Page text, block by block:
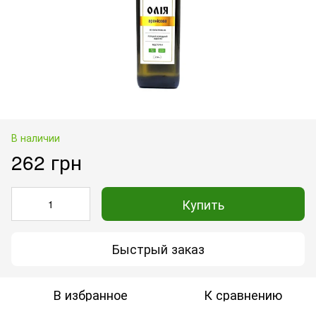
В наличии
262 грн
Купить
Быстрый заказ
В избранное К сравнению